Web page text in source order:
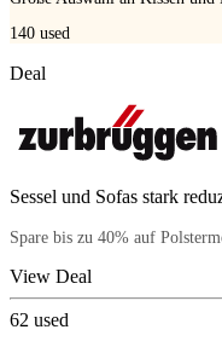
140 used
Deal
Sessel und Sofas stark
Spare bis zu 40% auf
View Deal
62 used